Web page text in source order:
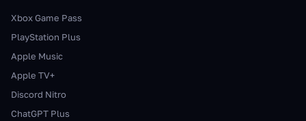
Xbox Game Pass
PlayStation Plus
Apple Music
Apple TV+
Discord Nitro
ChatGPT Plus